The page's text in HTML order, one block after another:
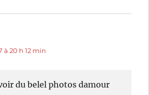
à 20 h 12 min
du belel photos damour